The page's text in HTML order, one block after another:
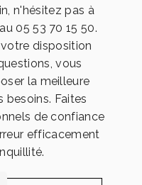
n'hésitez pas à
05 53 70 15 50.
disposition
vous
la meilleure
besoins. Faites
de confiance
efficacement